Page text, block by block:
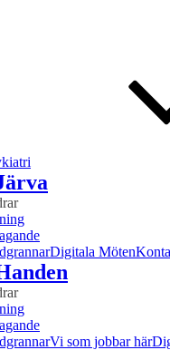
Digitala Möten
Vi som jobbar här